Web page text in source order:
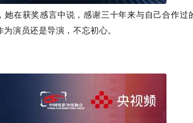
在获奖感言中说，感谢三十年来与自己合作过
演员还是导演，不忘初心。